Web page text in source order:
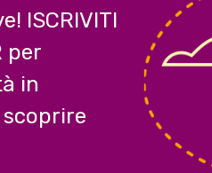
ISCRIVITI
per
in